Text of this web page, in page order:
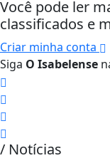
Você pode ler
classificados e
Criar minha conta
Siga O Isabelense
/ Notícias